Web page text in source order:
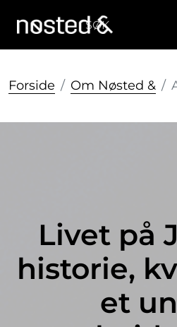
Søk
Forside Om Nøsted &
Livet på
historie,
et